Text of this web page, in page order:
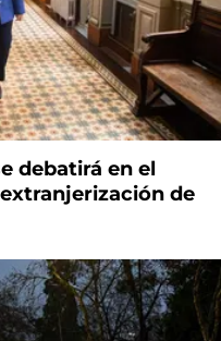
debatirá en el
de